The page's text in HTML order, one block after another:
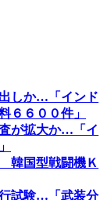
しか…「インド
６６００件」
が拡大か…「イ
韓国型戦闘機Ｋ
行試験…「武装分